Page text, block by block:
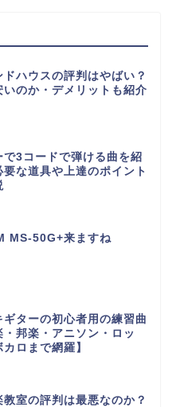
ドハウスの評判はやばい？
いのか・デメリットも紹介
で3コードで弾ける曲を紹
要な道具や上達のポイント
MS-50G+来ますね
ギターの初心者用の練習曲
・邦楽・アニソン・ロッ
カロまで網羅】
教室の評判は最悪なのか？